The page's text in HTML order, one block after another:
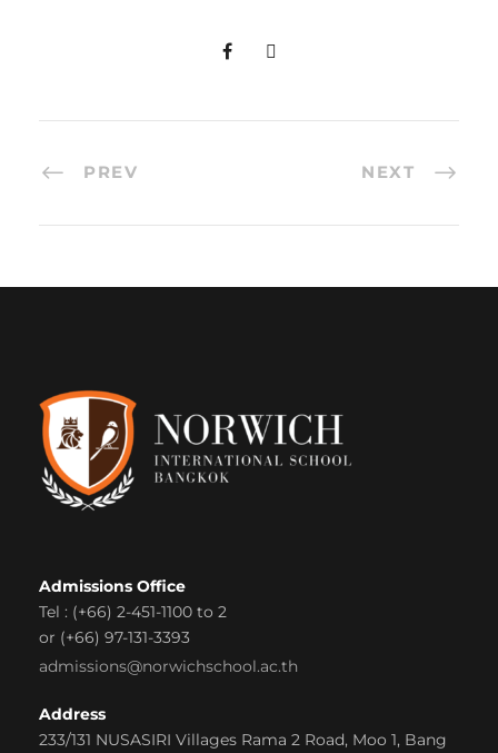
PREV NEXT
Admissions Office
Tel : (+66) 2-451-1100 to 2
or (+66) 97-131-3393
admissions@norwichschool.ac.th
Address
233/131 NUSASIRI Villages Rama 2 Road, Moo 1, Bang